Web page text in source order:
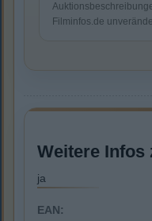
Filminfos.de
Weitere Infos
ja
EAN: